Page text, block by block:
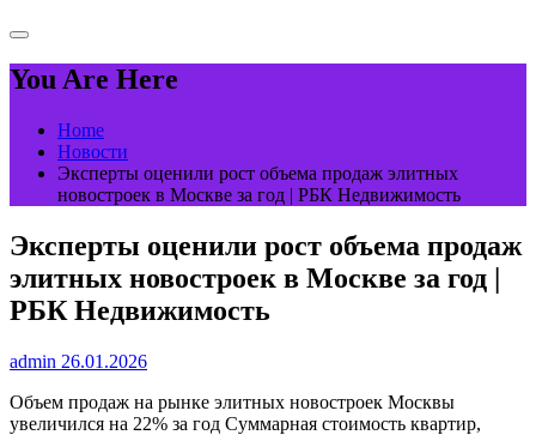
You Are Here
Home
Новости
Эксперты оценили рост объема продаж элитных
новостроек в Москве за год | РБК Недвижимость
Эксперты оценили рост объема продаж
элитных новостроек в Москве за год |
РБК Недвижимость
admin 26.01.2026
Объем продаж на рынке элитных новостроек Москвы
увеличился на 22% за год Суммарная стоимость квартир,